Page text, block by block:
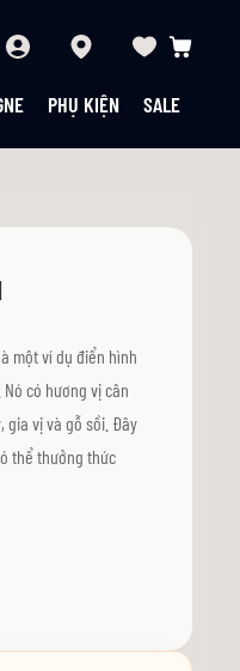
PHỤ KIỆN SALE
một ví dụ điển hình
có hương vị cân
gia vị và gỗ sồi. Đây
thể thưởng thức